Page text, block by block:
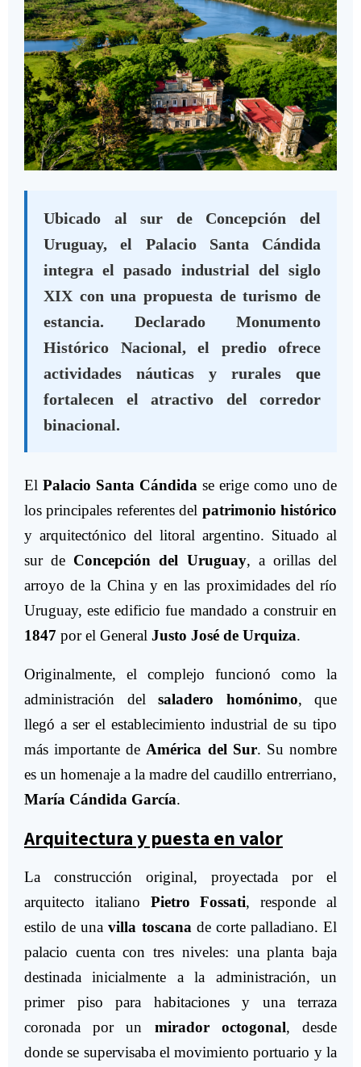
Ubicado al sur de Concepción del
Uruguay, el Palacio Santa Cándida
integra el pasado industrial del siglo
XIX con una propuesta de turismo de
estancia. Declarado Monumento
Histórico Nacional, el predio ofrece
actividades náuticas y rurales que
fortalecen el atractivo del corredor
binacional.
El Palacio Santa Cándida se erige como uno de
los principales referentes del patrimonio histórico
y arquitectónico del litoral argentino. Situado al
sur de Concepción del Uruguay, a orillas del
arroyo de la China y en las proximidades del río
Uruguay, este edificio fue mandado a construir en
1847 por el General Justo José de Urquiza.
Originalmente, el complejo funcionó como la
administración del saladero homónimo, que
llegó a ser el establecimiento industrial de su tipo
más importante de América del Sur. Su nombre
es un homenaje a la madre del caudillo entrerriano,
María Cándida García.
Arquitectura y puesta en valor
La construcción original, proyectada por el
arquitecto italiano Pietro Fossati, responde al
estilo de unavilla toscana de corte palladiano. El
palacio cuenta con tres niveles: una planta baja
destinada inicialmente a la administración, un
primer piso para habitaciones y una terraza
coronada por un mirador octogonal, desde
donde se supervisaba el movimiento portuario y la